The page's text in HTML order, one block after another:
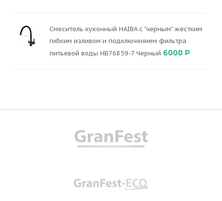
Смеситель кухонный HAIBA с "черным" жестким
гибким изливом и подключением фильтра
питьевой воды HB76859-7 Черный 6000 Р